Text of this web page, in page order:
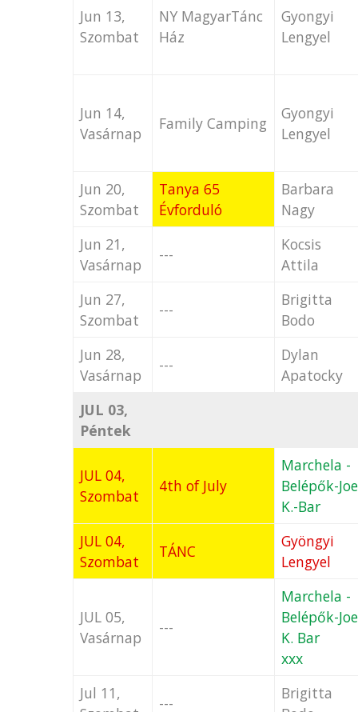
Jun 13,
Szombat
NY MagyarTánc
Ház
Gyongyi
Lengyel
Jun 14,
Vasárnap
Family Camping
Gyongyi
Lengyel
Jun 20,
Szombat
Tanya 65
Évforduló
Barbara
Nagy
Jun 21,
Vasárnap
---
Kocsis
Attila
Jun 27,
Szombat
---
Brigitta
Bodo
Jun 28,
Vasárnap
---
Dylan
Apatocky
JUL 03,
Péntek
JUL 04,
Szombat
4th of July
Marchela -
Belépők-Joe
K.-Bar
JUL 04,
Szombat
TÁNC
Gyöngyi
Lengyel
JUL 05,
Vasárnap
---
Marchela -
Belépők-Joe
K. Bar
xxx
Jul 11,
---
Brigitta